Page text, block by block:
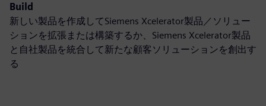
Build
新しい製品を作成してSiemens Xcelerator製品／ソリュー
ションを拡張または構築するか、Siemens Xcelerator製品
と自社製品を統合して新たな顧客ソリューションを創出す
る